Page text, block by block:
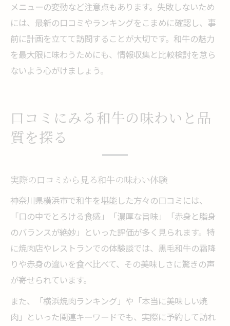
メニューの変動など注意点もあります。失敗しないため
には、最新の口コミやランキングをこまめに確認し、事
前に計画を立てて訪問することが大切です。和牛の魅力
を最大限に味わうためにも、情報収集と比較検討を怠ら
ないよう心がけましょう。
口コミにみる和牛の味わいと品
質を探る
実際の口コミから見る和牛の味わい体験
神奈川県横浜市で和牛を堪能した方々の口コミには、
「口の中でとろける食感」「濃厚な旨味」「赤身と脂身
のバランスが絶妙」といった評価が多く見られます。特
に焼肉店やレストランでの体験談では、黒毛和牛の霜降
りや赤身の違いを食べ比べて、その美味しさに驚きの声
が寄せられています。
また、「横浜焼肉ランキング」や「本当に美味しい焼
肉」といった関連キーワードでも、実際に予約して訪れ